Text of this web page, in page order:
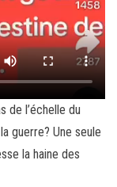
de l’échelle du
guerre? Une seule
la haine des